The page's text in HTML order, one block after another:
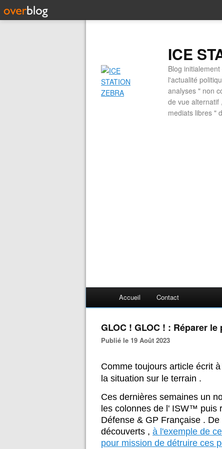
ICE
Blog
l'actualité
analyses " non
de vue alternatif
mediats libres "
Accueil Contact
GLOC ! GLOC ! : Réparer
Publié le 19 Août 2023
Comme toujours article écrit
la situation sur le terrain .
Ces dernières semaines un
les colonnes de l' ISW™ puis
Défense & GP Française .
découverts , à l'exemple de
pour mission de détruire ces